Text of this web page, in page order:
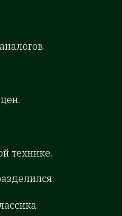
технике.